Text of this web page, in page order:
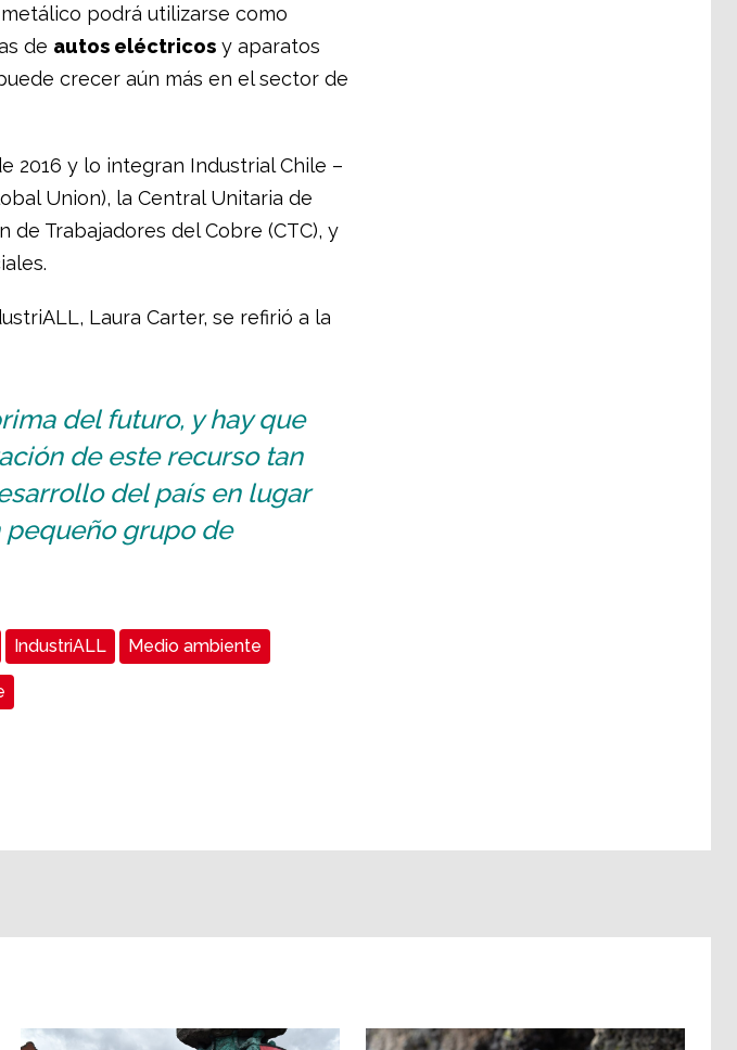
podrá utilizarse como
de autos eléctricosy aparatos
crecer aún más en el sector de
2016 y lo integran Industrial Chile –
Union), la Central Unitaria de
de Trabajadores del Cobre (CTC), y
Laura Carter, se refirió a la
del futuro, y hay que
de este recurso tan
del país en lugar
pequeño grupo de
IndustriALL Medio ambiente